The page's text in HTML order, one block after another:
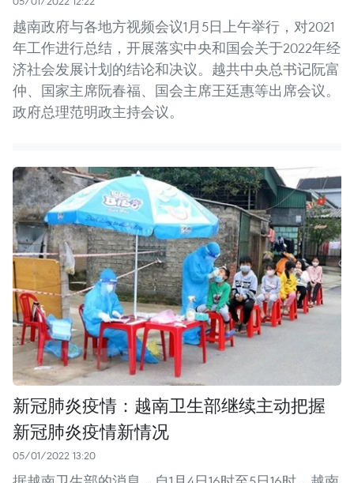
越南政府与各地方视频会议1月5日上午举行，对2021
年工作进行总结，开展落实中央和国会关于2022年经
济社会发展计划的结论和决议。越共中央总书记阮富
仲、国家主席阮春福、国会主席王廷惠等出席会议。
政府总理范明政主持会议。
新冠肺炎疫情：越南卫生部继续主动把握
新冠肺炎疫情新情况
05/01/2022 13:20